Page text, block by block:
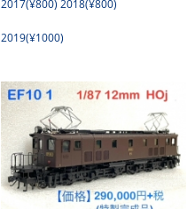
2017(¥800) 2018(¥800)
2019(¥1000)